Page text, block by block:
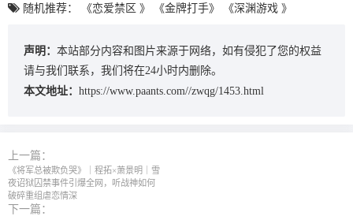
随机推荐： 《恋爱禁区 》 《金牌打手》 《深渊游戏 》
声明： 本站部分内容和图片来源于网络，如有侵犯了您的权益
请与我们联系，我们将在24小时内删除。
本文地址： https://www.paants.com//zwqg/1453.html
上一篇：
《将军总被欺负哭》｜程拓×萧景明｜雪
夜诏狱囚禁事件引爆全网，听战神如何
破碎重组虐恋情深
下一篇：